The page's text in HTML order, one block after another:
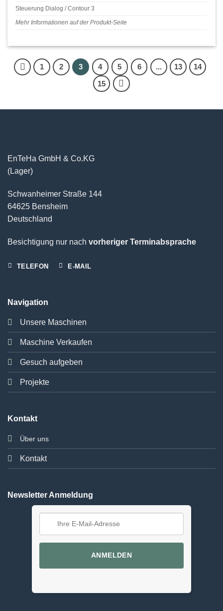
Steuerung Dialog / Contour 3
Mehr Informationen auf der Produkt-Seite
1 2 3 4 5 6 ... 13
14
15
EnTeHa GmbH & Co.KG
(Lager)
Schwanheimer Straße 144
64625 Bensheim
Deutschland
Besichtigung nur nach vorheriger Terminabsprache
TELEFON E-MAIL
Navigation
Unsere Maschinen
Maschine Verkaufen
Gesuch aufgeben
Projekte
Kontakt
Über uns
Kontakt
Newsletter Anmeldung
ANMELDEN